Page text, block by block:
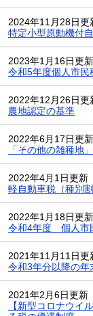
2024年11月28日更
特定小型原動機付
2023年1月16日更新
令和5年度個人市民
2022年12月26日更
農地認定の基準
2022年6月17日更新
「その他の雑種地
2022年4月1日更新
軽自動車税（種別
2022年1月18日更新
令和4年度 個人市
2021年11月11日更
令和3年分以降の年
2021年2月6日更新
【新型コロナウイ